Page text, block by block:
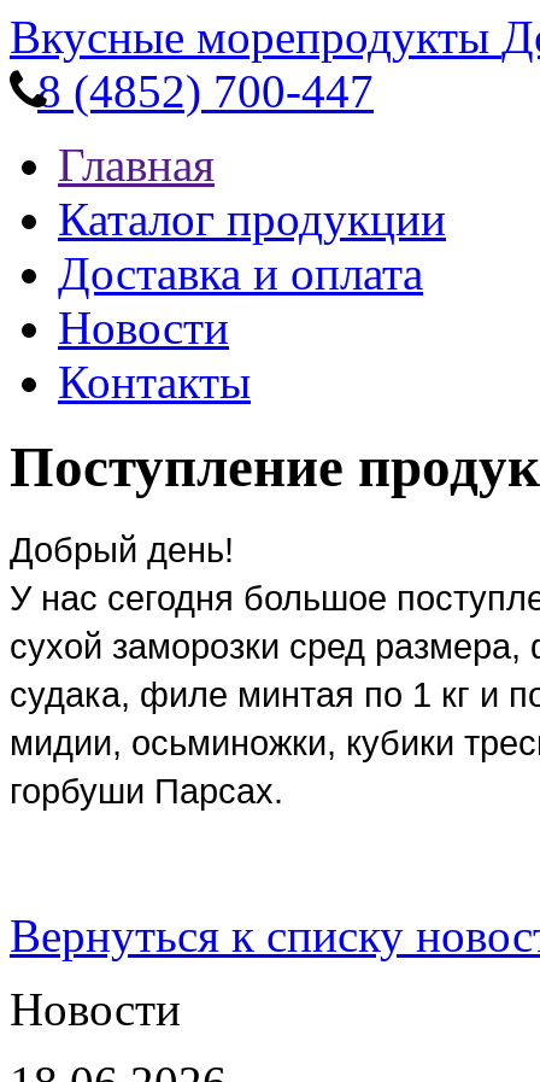
Вкусные морепродукты
8 (4852) 700-447
Главная
Каталог продукции
Доставка и оплата
Новости
Контакты
Поступление
Добрый день!
У нас сегодня большое
сухой заморозки сред
судака, филе минтая по 1 кг и
мидии, осьминожки, кубики
горбуши Парсах.
Вернуться к списку
Новости